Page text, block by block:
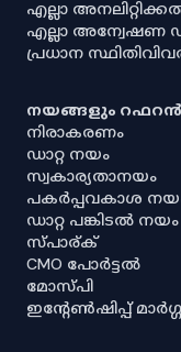
എല്ലാ
എല്ലാ
പ്രധാന
നയങ്ങളും
നിരാകരണം
ഡാറ്റ നയം
സ്വകാര്യതാനയം
പകർപ്പവകാശ
ഡാറ്റ പങ്കിടൽ നയം
സ്പാര്ക്
CMO പോർട്ടൽ
മോസ്പി
ഇൻ്റേൺഷിപ്പ്